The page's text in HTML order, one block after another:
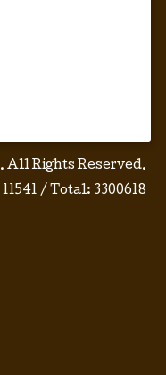
. All Rights Reserved.
11541 / Total: 3300618